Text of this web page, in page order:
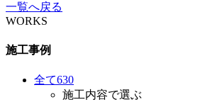
一覧へ戻る
WORKS
施工事例
全て630
施工内容で選ぶ